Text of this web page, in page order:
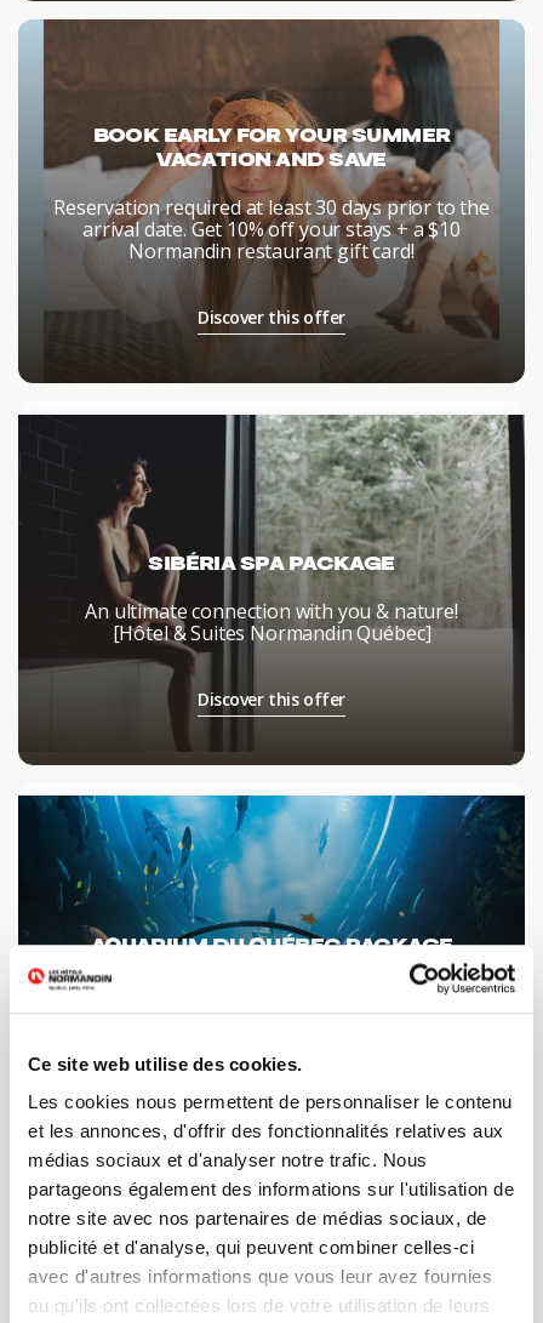
Ce site web utilise des cookies.
Les cookies nous permettent de personnaliser le contenu
et les annonces, d'offrir des fonctionnalités relatives aux
médias sociaux et d'analyser notre trafic. Nous
partageons également des informations sur l'utilisation de
notre site avec nos partenaires de médias sociaux, de
publicité et d'analyse, qui peuvent combiner celles-ci
avec d'autres informations que vous leur avez fournies
ou qu'ils ont collectées lors de votre utilisation de leurs
BOOK EARLY FOR YOUR SUMMER
VACATION AND SAVE
Reservation required at least 30 days prior to the
arrival date. Get 10% off your stays + a $10
Normandin restaurant gift card!
Discover this offer
SIBÉRIA SPA PACKAGE
An ultimate connection with you & nature!
[Hôtel & Suites Normandin Québec]
Discover this offer
AQUARIUM DU QUÉBEC PACKAGE
10 000 marine mammals to admire!
[Hôtel & Suites Normandin Québec]